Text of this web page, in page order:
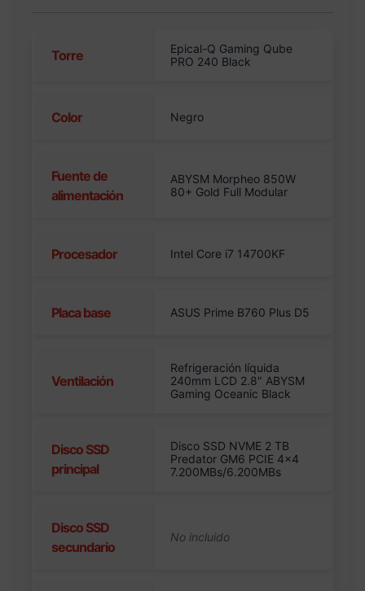
Torre
Epical-Q Gaming Qube
PRO 240 Black
Color Negro
Fuente de
alimentación
ABYSM Morpheo 850W
80+ Gold Full Modular
Procesador Intel Core i7 14700KF
Placa base ASUS Prime B760 Plus D5
Ventilación
Refrigeración líquida
240mm LCD 2.8″ ABYSM
Gaming Oceanic Black
Disco SSD
principal
Disco SSD NVME 2 TB
Predator GM6 PCIE 4×4
7.200MBs/6.200MBs
Disco SSD
secundario